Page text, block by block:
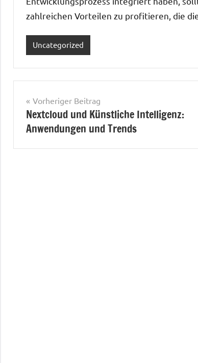
zahlreichen Vorteilen zu profitieren, die
Uncategorized
Beitragsnavigation
Vorheriger Beitrag
Nextcloud und Künstliche Intelligenz:
Anwendungen und Trends